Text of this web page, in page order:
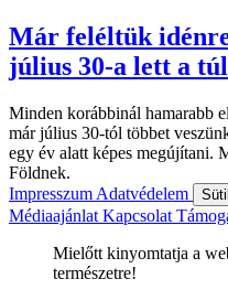
Már feléltük
július 30-a lett a
Minden korábbinál hamarabb
már július 30-tól többet
egy év alatt képes megújítani.
Földnek.
Impresszum Adatvédelem
Médiaajánlat Kapcsolat
Mielőtt kinyomtatja a
természetre!